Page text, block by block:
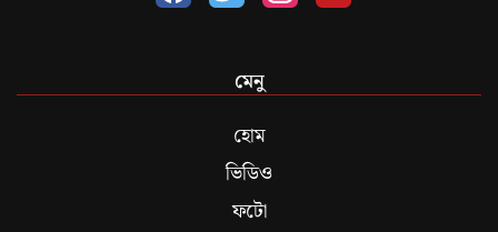
মেনু
হোম
ভিডিও
ফটো